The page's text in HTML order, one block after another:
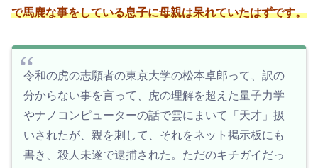
で馬鹿な事をしている息子に母親は呆れていたはずです。
令和の虎の志願者の東京大学の松本卓郎って、訳の
分からない事を言って、虎の理解を超えた量子力学
やナノコンピューターの話で雲にまいて「天才」扱
いされたが、親を刺して、それをネット掲示板にも
書き、殺人未遂で逮捕された。ただのキチガイだっ